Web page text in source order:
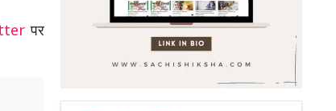
पर